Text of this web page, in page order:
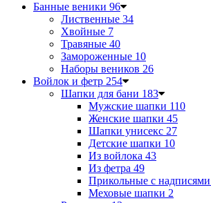
Банные веники 96
Лиственные 34
Хвойные 7
Травяные 40
Замороженные 10
Наборы веников 26
Войлок и фетр 254
Шапки для бани 183
Мужские шапки 110
Женские шапки 45
Шапки унисекс 27
Детские шапки 10
Из войлока 43
Из фетра 49
Прикольные с надписями
Меховые шапки 2